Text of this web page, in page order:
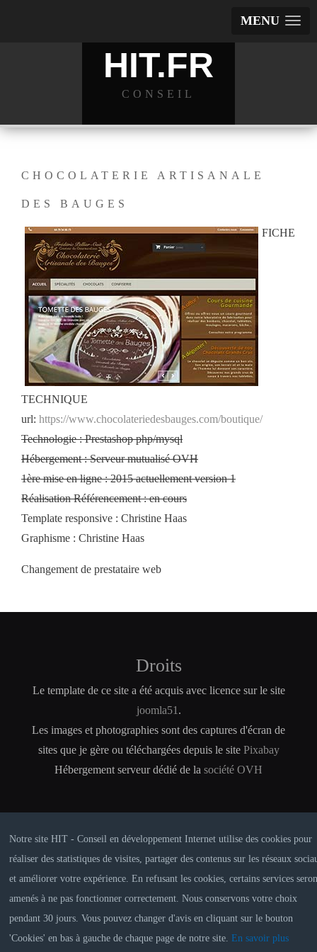
MENU
HIT.FR
CONSEIL
CHOCOLATERIE ARTISANALE
DES BAUGES
FICHE
TECHNIQUE
url: https://www.chocolateriedesbauges.com/boutique/
Technologie : Prestashop php/mysql
Hébergement : Serveur mutualisé OVH
1ère mise en ligne : 2015 actuellement version 1
Réalisation Référencement : en cours
Template responsive : Christine Haas
Graphisme : Christine Haas
Changement de prestataire web
Droits
Le template de ce site a été acquis avec licence sur le site
joomla51 .
Les images et photographies sont des captures d'écran de
sites que je gère ou téléchargées depuis le site Pixabay
Hébergement serveur dédié de la société OVH
Notre site HIT - Conseil en développement Internet utilise des cookies pour
réaliser des statistiques de visites, partager des contenus sur les réseaux
et améliorer votre expérience. En refusant les cookies, certains services
amenés à ne pas fonctionner correctement. Nous conservons votre choix
pendant 30 jours. Vous pouvez changer d'avis en cliquant sur le bouton
'Cookies' en bas à gauche de chaque page de notre site.En savoir plus
CRÉDITS
© 2016 Sarl HIT